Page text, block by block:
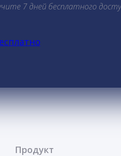
7 дней бесплатного
Продукт